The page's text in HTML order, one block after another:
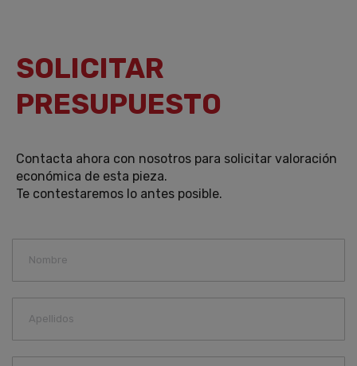
SOLICITAR
PRESUPUESTO
Contacta ahora con nosotros para solicitar valoración
económica de esta pieza.
Te contestaremos lo antes posible.